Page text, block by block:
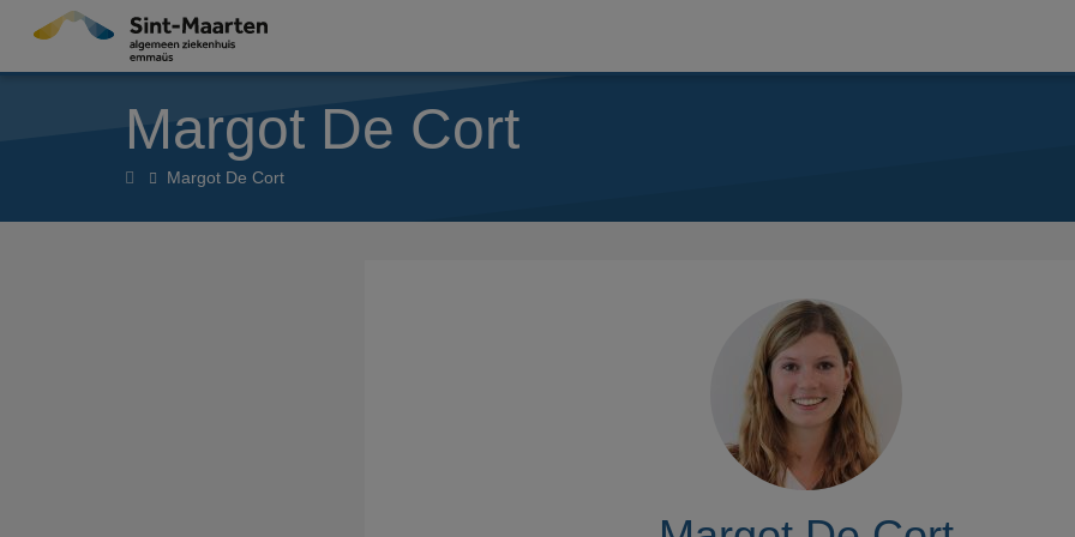
Overslaan en naar de inhoud gaan
Margot De Cort
HomeMargot De Cort